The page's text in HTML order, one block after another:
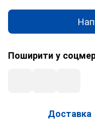
Поширити у
Доставка